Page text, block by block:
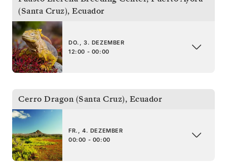
(Santa Cruz), Ecuador
DO., 3. DEZEMBER
12:00 - 00:00
Cerro Dragon (Santa Cruz), Ecuador
FR., 4. DEZEMBER
00:00 - 00:00